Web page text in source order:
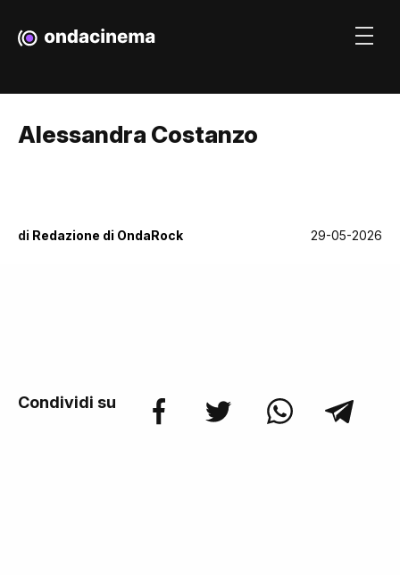
Alessandra Costanzo
di Redazione di OndaRock 29-05-2026
Condividi su